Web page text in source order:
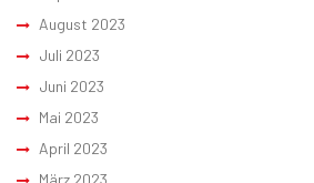
August 2023
Juli 2023
Juni 2023
Mai 2023
April 2023
März 2023